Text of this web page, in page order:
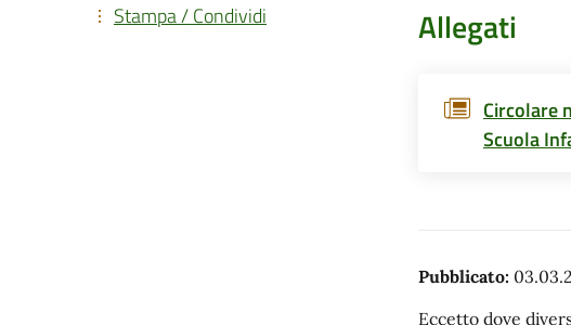
Allegati
Circolare
Scuola
Pubblicato:
Eccetto dove
Stampa / Condividi